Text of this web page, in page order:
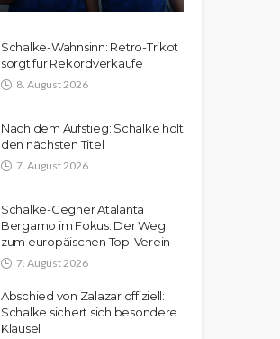
Schalke-Wahnsinn: Retro-Trikot
sorgt für Rekordverkäufe
8. August 2026
Nach dem Aufstieg: Schalke holt
den nächsten Titel
7. August 2026
Schalke-Gegner Atalanta
Bergamo im Fokus: Der Weg
zum europäischen Top-Verein
7. August 2026
Abschied von Zalazar offiziell:
Schalke sichert sich besondere
Klausel